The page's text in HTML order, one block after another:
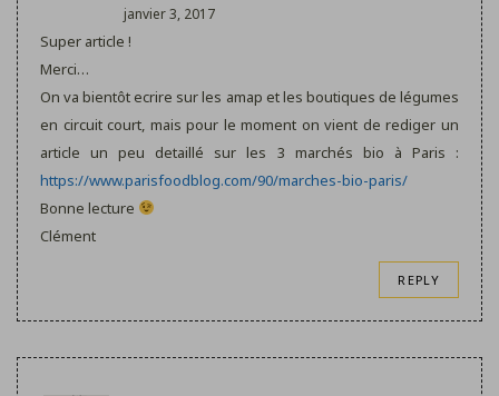
janvier 3, 2017
Super article !
Merci…
On va bientôt ecrire sur les amap et les boutiques de légumes
en circuit court, mais pour le moment on vient de rediger un
article un peu detaillé sur les 3 marchés bio à Paris :
https://www.parisfoodblog.com/90/marches-bio-paris/
Bonne lecture
Clément
REPLY